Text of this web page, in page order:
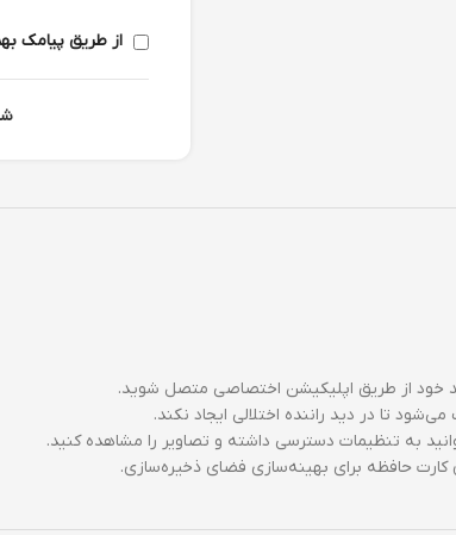
از طریق پیامک
خود از طریق اپلیکیشن اختصاصی متصل شوید.
تا در دید راننده اختلالی ایجاد نکند.
به تنظیمات دسترسی داشته و تصاویر را مشاهده کنید.
کارت حافظه برای بهینه‌سازی فضای ذخیره‌سازی.